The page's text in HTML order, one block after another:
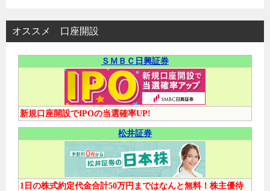
オススメ 口座開設
ＳＭＢＣ日興証券
新規口座開設でIPOの当選確率UP!
松井証券
1日の株式約定代金合計50万円まではなんと無料！株主優待